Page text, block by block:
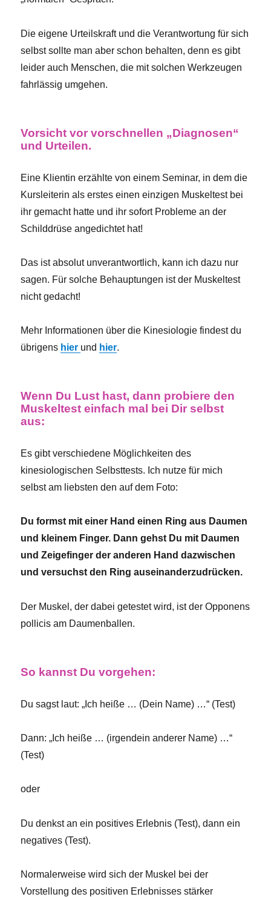
Die eigene Urteilskraft und die Verantwortung für sich
selbst sollte man aber schon behalten, denn es gibt
leider auch Menschen, die mit solchen Werkzeugen
fahrlässig umgehen.
Vorsicht vor vorschnellen „Diagnosen“
und Urteilen.
Eine Klientin erzählte von einem Seminar, in dem die
Kursleiterin als erstes einen einzigen Muskeltest bei
ihr gemacht hatte und ihr sofort Probleme an der
Schilddrüse angedichtet hat!
Das ist absolut unverantwortlich, kann ich dazu nur
sagen. Für solche Behauptungen ist der Muskeltest
nicht gedacht!
Mehr Informationen über die Kinesiologie findest du
übrigens hier und hier.
Wenn Du Lust hast, dann probiere den
Muskeltest einfach mal bei Dir selbst
aus:
Es gibt verschiedene Möglichkeiten des
kinesiologischen Selbsttests. Ich nutze für mich
selbst am liebsten den auf dem Foto:
Du formst mit einer Hand einen Ring aus Daumen
und kleinem Finger. Dann gehst Du mit Daumen
und Zeigefinger der anderen Hand dazwischen
und versuchst den Ring auseinanderzudrücken.
Der Muskel, der dabei getestet wird, ist der Opponens
pollicis am Daumenballen.
So kannst Du vorgehen:
Du sagst laut: „Ich heiße … (Dein Name) …“ (Test)
Dann: „Ich heiße … (irgendein anderer Name) …“
(Test)
oder
Du denkst an ein positives Erlebnis (Test), dann ein
negatives (Test).
Normalerweise wird sich der Muskel bei der
Vorstellung des positiven Erlebnisses stärker